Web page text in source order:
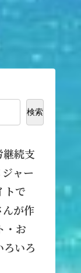
検索
続支
ャー
トで
が作
・お
ろいろ